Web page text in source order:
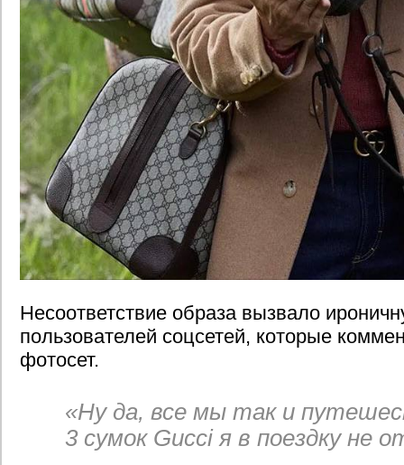
Несоответствие образа вызвало
пользователей соцсетей, которые
фотосет.
«Ну да, все мы так и
3 сумок Gucci я в поездку не